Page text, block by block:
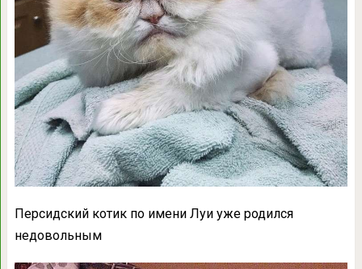
Персидский котик по имени Луи уже родился
недовольным